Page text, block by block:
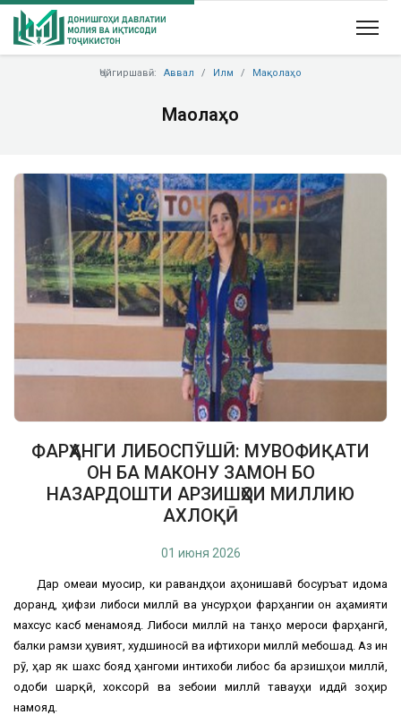
Ҷойгиршавӣ: Аввал Илм Мақолаҳо
Мақолаҳо
ФАРҲАНГИ ЛИБОСПӮШӢ: МУВОФИҚАТИ
ОН БА МАКОНУ ЗАМОН БО
НАЗАРДОШТИ АРЗИШҲОИ МИЛЛИЮ
АХЛОҚӢ
01 июня 2026
Дар ҷомеаи муосир, ки равандҳои ҷаҳонишавӣ босуръат идома
доранд, ҳифзи либоси миллӣ ва унсурҳои фарҳангии он аҳамияти
махсус касб менамояд. Либоси миллӣ на танҳо мероси фарҳангӣ,
балки рамзи ҳувият, худшиносӣ ва ифтихори миллӣ мебошад. Аз ин
рӯ, ҳар як шахс бояд ҳангоми интихоби либос ба арзишҳои миллӣ,
одоби шарқӣ, хоксорӣ ва зебоии миллӣ таваҷҷуҳи ҷиддӣ зоҳир
намояд.